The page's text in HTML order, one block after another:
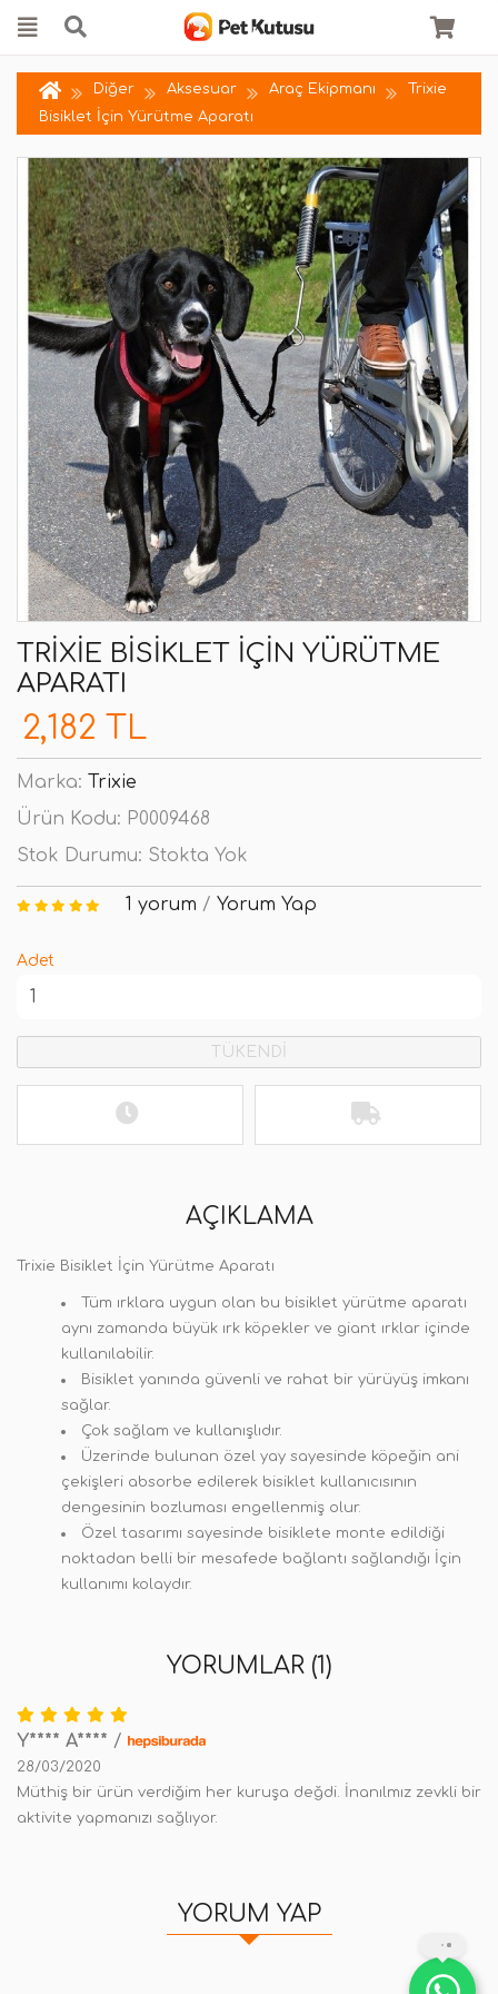
Diğer Aksesuar Araç Ekipmanı
Trixie
Bisiklet İçin Yürütme Aparatı
TRIXIE BISIKLET İÇIN YÜRÜTME
APARATI
2,182 TL
Marka: Trixie
Ürün Kodu: P0009468
Stok Durumu: Stokta Yok
1 yorum / Yorum Yap
Adet
TÜKENDİ
AÇIKLAMA
Trixie Bisiklet İçin Yürütme Aparatı
Tüm ırklara uygun olan bu bisiklet yürütme aparatı
aynı zamanda büyük ırk köpekler ve giant ırklar içinde
kullanılabilir.
Bisiklet yanında güvenli ve rahat bir yürüyüş imkanı
sağlar.
Çok sağlam ve kullanışlıdır.
Üzerinde bulunan özel yay sayesinde köpeğin ani
çekişleri absorbe edilerek bisiklet kullanıcısının
dengesinin bozluması engellenmiş olur.
Özel tasarımı sayesinde bisiklete monte edildiği
noktadan belli bir mesafede bağlantı sağlandığı İçin
kullanımı kolaydır.
YORUMLAR (1)
Y**** A**** /
28/03/2020
Müthiş bir ürün verdiğim her kuruşa değdi. İnanılmız zevkli bir
aktivite yapmanızı sağlıyor.
YORUM YAP